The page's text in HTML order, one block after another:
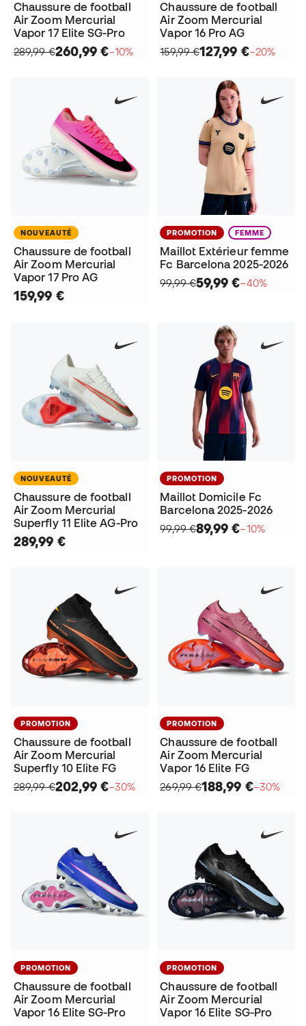
Chaussure de football
Air Zoom Mercurial
Vapor 17 Elite SG-Pro
289,99 €260,99 €−10%
Chaussure de football
Air Zoom Mercurial
Vapor 16 Pro AG
159,99 €127,99 €−20%
NOUVEAUTÉ
Chaussure de football
Air Zoom Mercurial
Vapor 17 Pro AG
159,99 €
PROMOTION FEMME
Maillot Extérieur femme
Fc Barcelona 2025-2026
99,99 €59,99 €−40%
NOUVEAUTÉ
Chaussure de football
Air Zoom Mercurial
Superfly 11 Elite AG-Pro
289,99 €
PROMOTION
Maillot Domicile Fc
Barcelona 2025-2026
99,99 €89,99 €−10%
PROMOTION
Chaussure de football
Air Zoom Mercurial
Superfly 10 Elite FG
289,99 €202,99 €−30%
PROMOTION
Chaussure de football
Air Zoom Mercurial
Vapor 16 Elite FG
269,99 €188,99 €−30%
PROMOTION
Chaussure de football
Air Zoom Mercurial
Vapor 16 Elite SG-Pro
PROMOTION
Chaussure de football
Air Zoom Mercurial
Vapor 16 Elite SG-Pro